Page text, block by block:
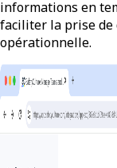
informations en
faciliter la prise de
opérationnelle.